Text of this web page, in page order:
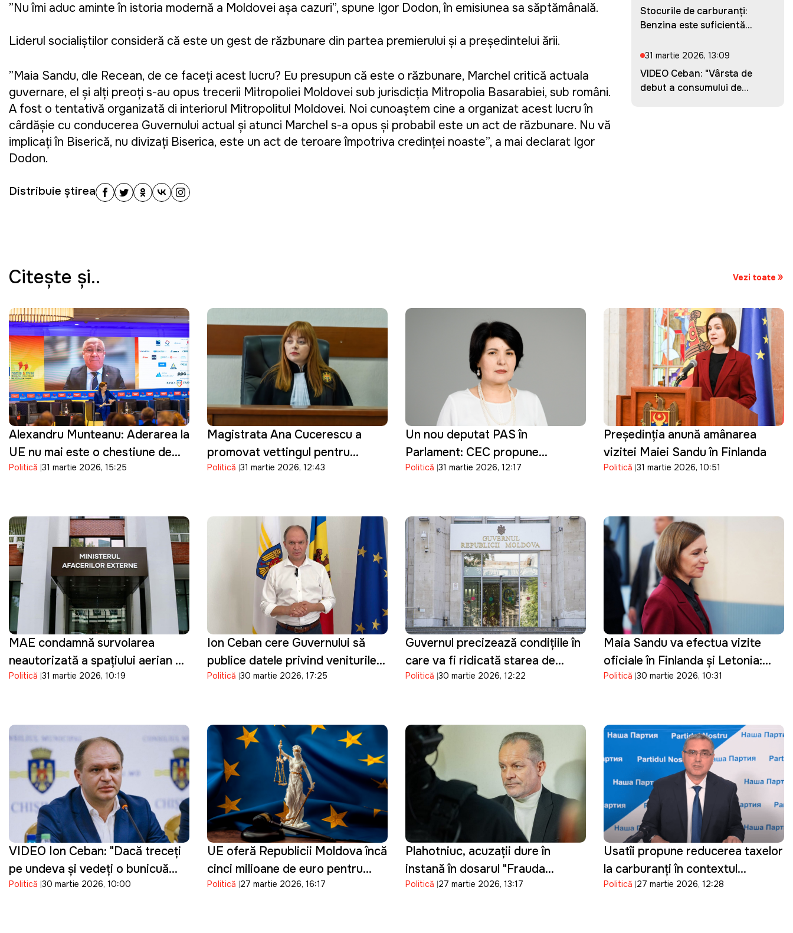
”Nu îmi aduc aminte în istoria modernă a Moldovei așa cazuri”, spune Igor Dodon, în emisiunea sa săptămânală.
Liderul socialiștilor consideră că este un gest de răzbunare din partea premierului și a președintelui țării.
”Maia Sandu, dle Recean, de ce faceți acest lucru? Eu presupun că este o răzbunare, Marchel critică actuala
guvernare, el și alți preoți s-au opus trecerii Mitropoliei Moldovei sub jurisdicția Mitropolia Basarabiei, sub români.
A fost o tentativă organizată di interiorul Mitropolitul Moldovei. Noi cunoaștem cine a organizat acest lucru în
cârdășie cu conducerea Guvernului actual și atunci Marchel s-a opus și probabil este un act de răzbunare. Nu vă
implicați în Biserică, nu divizați Biserica, este un act de teroare împotriva credinței noaste”, a mai declarat Igor
Dodon.
Distribuie știrea
Stocurile de carburanți:
Benzina este suficientă
31 martie 2026, 13:09
VIDEO Ceban: "Vârsta de
debut a consumului de
Citeşte şi.. Vezi toate
Alexandru Munteanu: Aderarea la
UE nu mai este o chestiune de
"dacă", ci de "cât de repede"
Politică 31 martie 2026, 15:25
Magistrata Ana Cucerescu a
promovat vettingul pentru
funcția de judecător la CSJ
Politică 31 martie 2026, 12:43
Un nou deputat PAS în
Parlament: CEC propune
validarea mandatului Silviei
Politică 31 martie 2026, 12:17
Președinția anunță amânarea
vizitei Maiei Sandu în Finlanda
Politică 31 martie 2026, 10:51
MAE condamnă survolarea
neautorizată a spațiului aerian al
Republicii Moldova de o dronă
Politică 31 martie 2026, 10:19
Ion Ceban cere Guvernului să
publice datele privind veniturile
suplimentare din majorarea
Politică 30 martie 2026, 17:25
Guvernul precizează condițiile în
care va fi ridicată starea de
urgență din sectorul energetic
Politică 30 martie 2026, 12:22
Maia Sandu va efectua vizite
oficiale în Finlanda și Letonia:
Discuțiile vor viza parcursul
Politică 30 martie 2026, 10:31
VIDEO Ion Ceban: "Dacă treceți
pe undeva și vedeți o bunicuță
care vinde flori de sezon,
Politică 30 martie 2026, 10:00
UE oferă Republicii Moldova încă
cinci milioane de euro pentru
reforma justiției și consolidarea
Politică 27 martie 2026, 16:17
Plahotniuc, acuzații dure în
instanță în dosarul "Frauda
bancară": "Procurorii au
Politică 27 martie 2026, 13:17
Usatîi propune reducerea taxelor
la carburanți în contextul
scumpirilor:"Statul câștigă,
Politică 27 martie 2026, 12:28